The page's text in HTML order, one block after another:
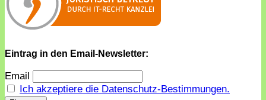
Eintrag in den Email-Newsletter:
Email
Ich akzeptiere die Datenschutz-Bestimmungen.